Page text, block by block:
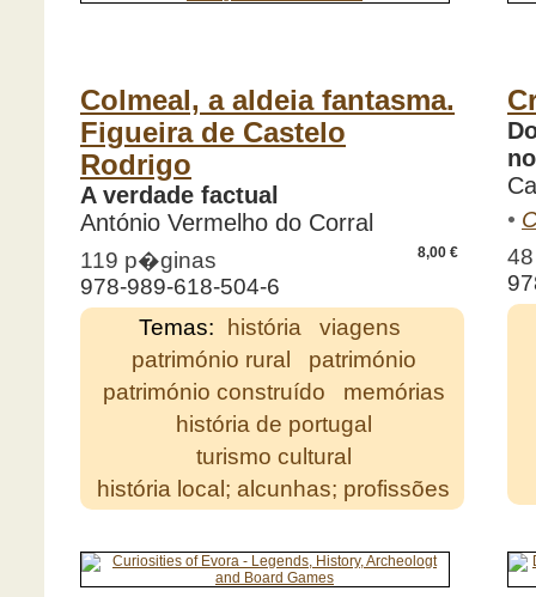
Colmeal, a aldeia fantasma.
Figueira de Castelo
Rodrigo
A verdade factual
António Vermelho do Corral
8,00 €
119 p�ginas
978-989-618-504-6
Temas:
história
viagens
património rural
património
património construído
memórias
história de portugal
turismo cultural
história local; alcunhas; profissões
•